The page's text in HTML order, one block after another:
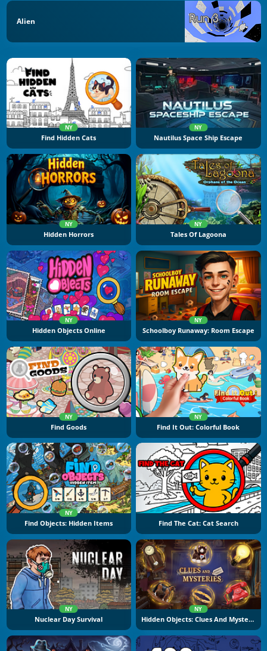
Alien
NY
Find Hidden Cats
NY
Nautilus Space Ship Escape
NY
Hidden Horrors
NY
Tales Of Lagoona
NY
Hidden Objects Online
NY
Schoolboy Runaway: Room Escape
NY
Find Goods
NY
Find It Out: Colorful Book
NY
Find Objects: Hidden Items Find The Cat: Cat Search
NY
Nuclear Day Survival
NY
Hidden Objects: Clues And Mysteries